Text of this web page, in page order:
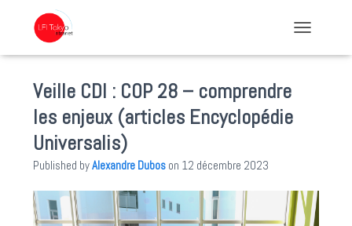
Veille CDI : COP 28 – comprendre
les enjeux (articles Encyclopédie
Universalis)
Published byAlexandre Dubos on 12 décembre 2023